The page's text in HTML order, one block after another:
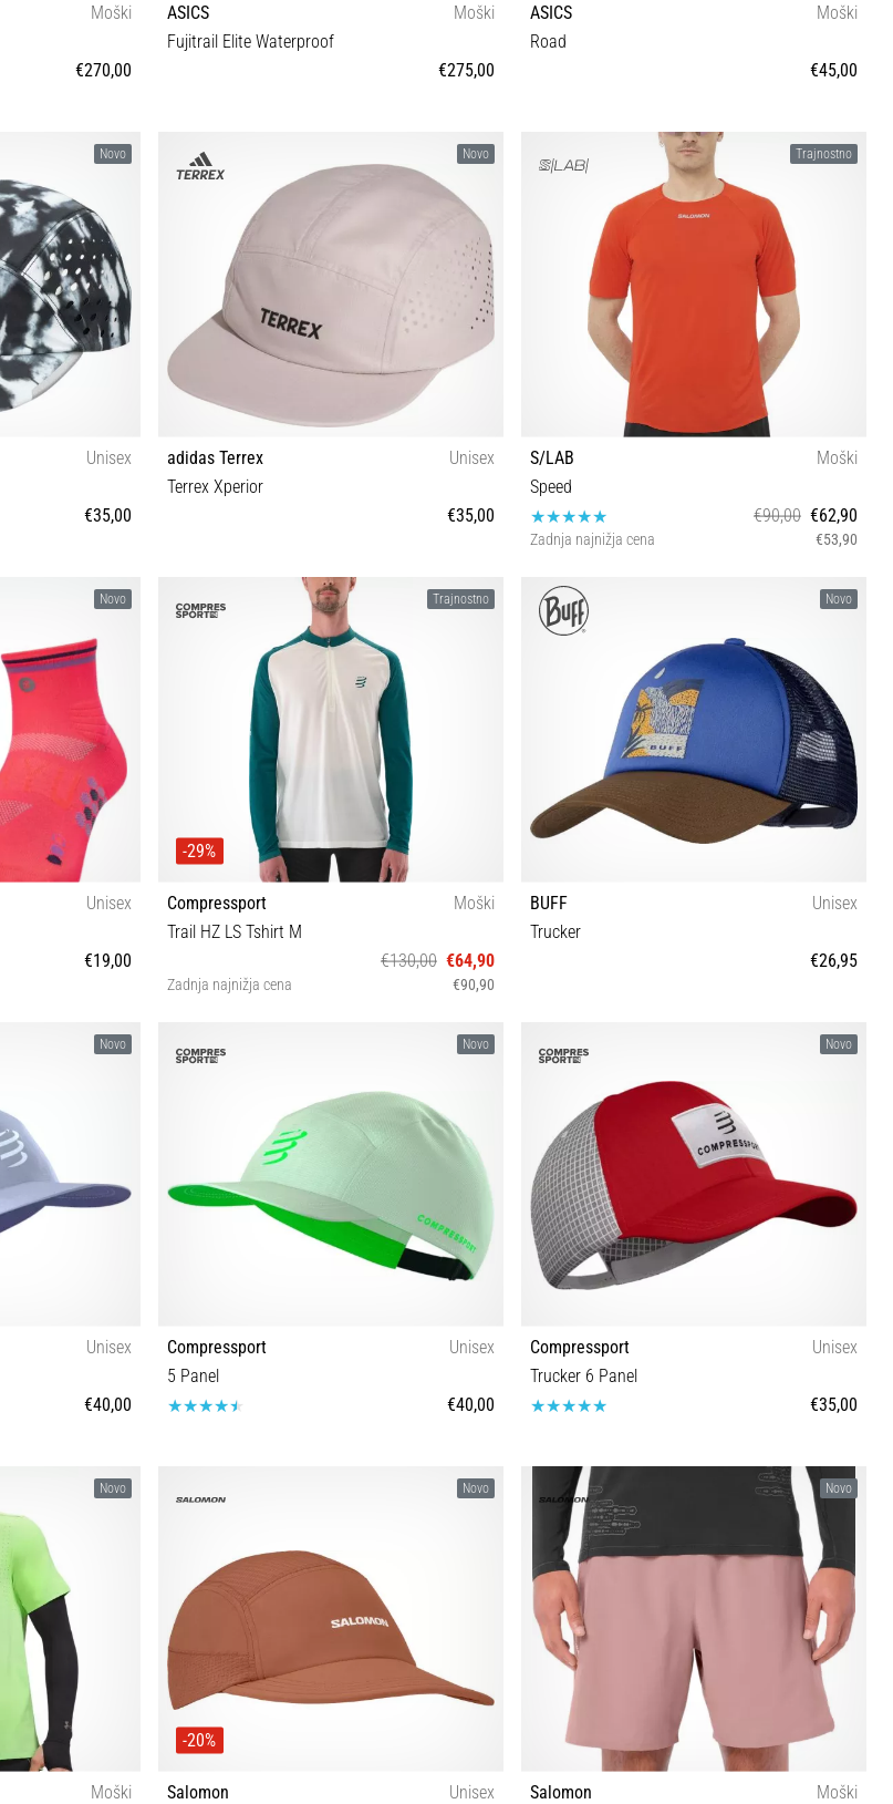
Moški
€270,00
ASICS
Moški
Fujitrail Elite Waterproof
€275,00
ASICS
Moški
Road
€45,00
XS S M L
Novo
Unisex
€35,00
Novo
adidas Terrex
Unisex
Terrex Xperior
€35,00
OSFW OSFM OSFL
Trajnostno
S/LAB
Moški
Speed
€90,00 €62,90
Zadnja najnižja cena €53,90
Novo
Unisex
€19,00
Trajnostno
-29%
Compressport
Moški
Trail HZ LS Tshirt M
€130,00 €64,90
Zadnja najnižja cena €90,90
Novo
BUFF
Unisex
Trucker
€26,95
Novo
Unisex
€40,00
Novo
Compressport
Unisex
5 Panel
€40,00
Novo
Compressport
Unisex
Trucker 6 Panel
€35,00
Novo
Moški
Novo
-20%
Salomon Unisex
Novo
Salomon Moški